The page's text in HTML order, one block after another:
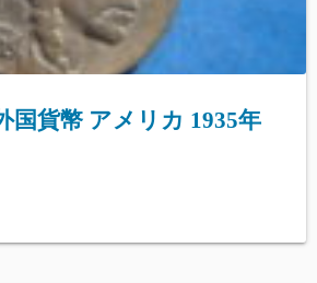
貨幣 アメリカ 1935年